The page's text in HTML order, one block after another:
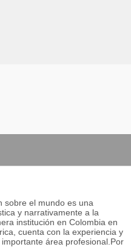
sobre el mundo es una
y narrativamente a la
institución en Colombia en
cuenta con la experiencia y
área profesional.Por